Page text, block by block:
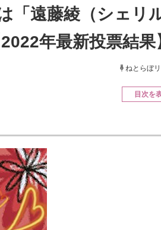
IT製品の技術・比較・事例
遠藤綾（シェリ
年最新投票結果
ねとらぼ
目次を